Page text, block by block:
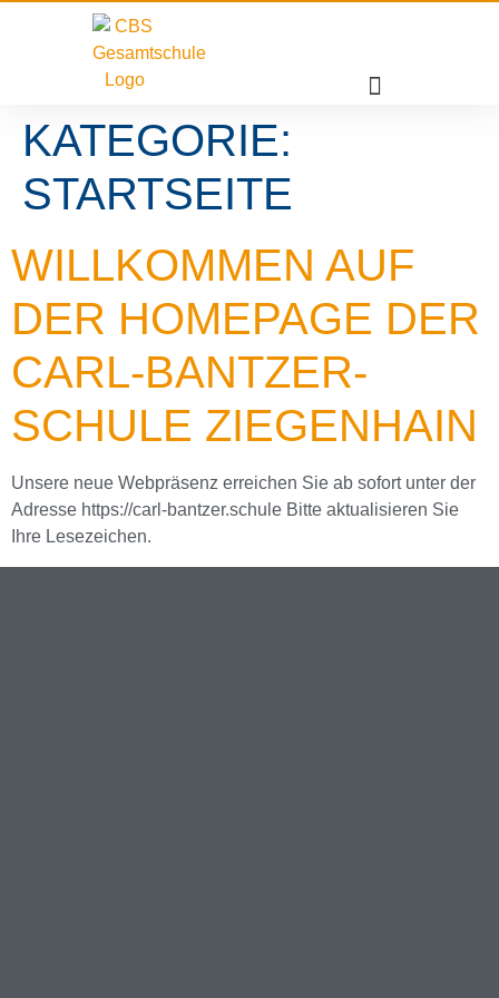
KATEGORIE:
STARTSEITE
WILLKOMMEN AUF
DER HOMEPAGE DER
CARL-BANTZER-
SCHULE ZIEGENHAIN
Unsere neue Webpräsenz erreichen Sie ab sofort unter der
Adresse https://carl-bantzer.schule Bitte aktualisieren Sie
Ihre Lesezeichen.